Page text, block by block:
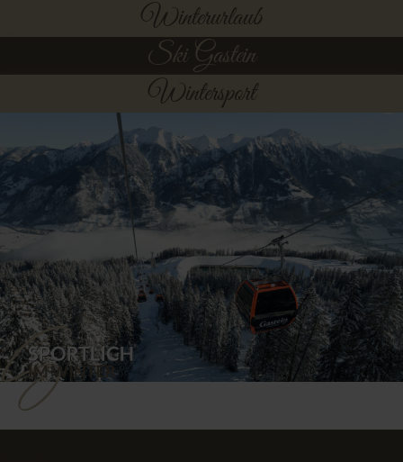
Winterurlaub
Ski Gastein
Wintersport